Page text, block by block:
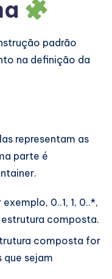
padrão
na definição da
representam as
parte é
0..1, 1, 0..*,
composta.
composta for
que sejam